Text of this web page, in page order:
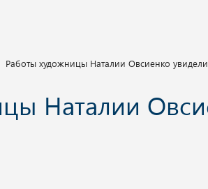
Работы художницы Наталии Овсиенко
Наталии